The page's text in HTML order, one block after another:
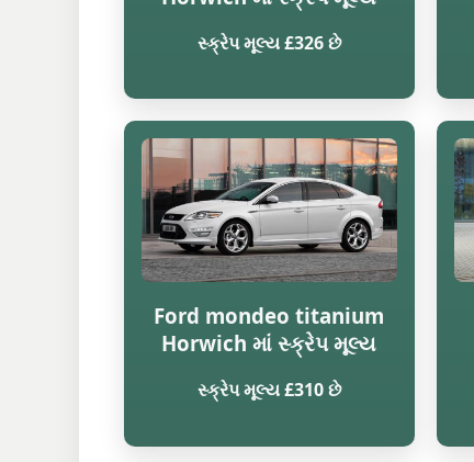
સ્ક્રેપ મૂલ્ય £326 છે
Ford mondeo titanium
Horwich માં સ્ક્રેપ મૂલ્ય
સ્ક્રેપ મૂલ્ય £310 છે